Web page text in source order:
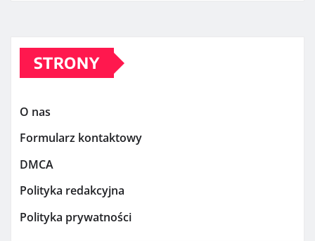
STRONY
O nas
Formularz kontaktowy
DMCA
Polityka redakcyjna
Polityka prywatności